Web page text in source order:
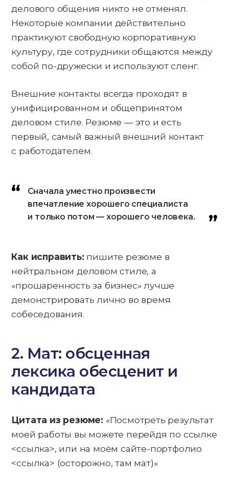
делового общения никто не отменял.
Некоторые компании действительно
практикуют свободную корпоративную
культуру, где сотрудники общаются между
собой по-дружески и используют сленг.
Внешние контакты всегда проходят в
унифицированном и общепринятом
деловом стиле. Резюме — это и есть
первый, самый важный внешний контакт
с работодателем.
Сначала уместно произвести
впечатление хорошего специалиста
и только потом — хорошего человека.
Как исправить: пишите резюме в
нейтральном деловом стиле, а
«прошаренность за бизнес» лучше
демонстрировать лично во время
собеседования.
2. Мат: обсценная
лексика обесценит и
кандидата
Цитата из резюме: «Посмотреть результат
моей работы вы можете перейдя по ссылке
<ссылка>, или на моём сайте-портфолио
<ссылка> (осторожно, там мат)»